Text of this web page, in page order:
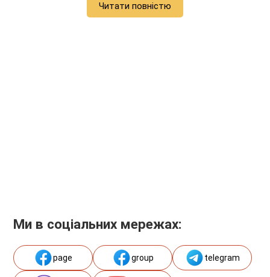
Читати повністю
Ми в соціальних мережах:
page group telegram